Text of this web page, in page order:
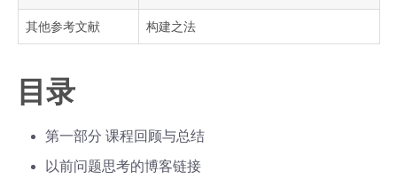
其他参考文献 构建之法
目录
第一部分 课程回顾与总结
以前问题思考的博客链接